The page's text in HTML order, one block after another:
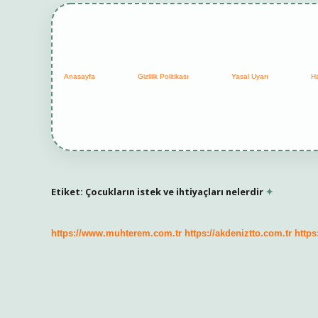
Anasayfa Gizlilik Politikası Yasal Uyarı
Etiket: Çocukların istek ve ihtiyaçları nelerdir
https://www.muhterem.com.tr https://akdeniztto.com.tr